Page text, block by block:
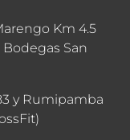
Km 4.5
San
y Rumipamba